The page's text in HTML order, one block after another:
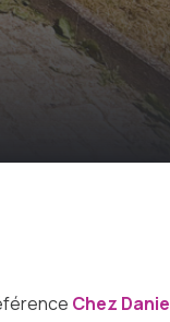
Chez